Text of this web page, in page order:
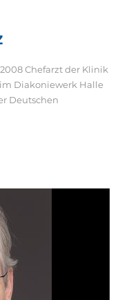
Chefarzt der Klinik
Diakoniewerk Halle
Deutschen